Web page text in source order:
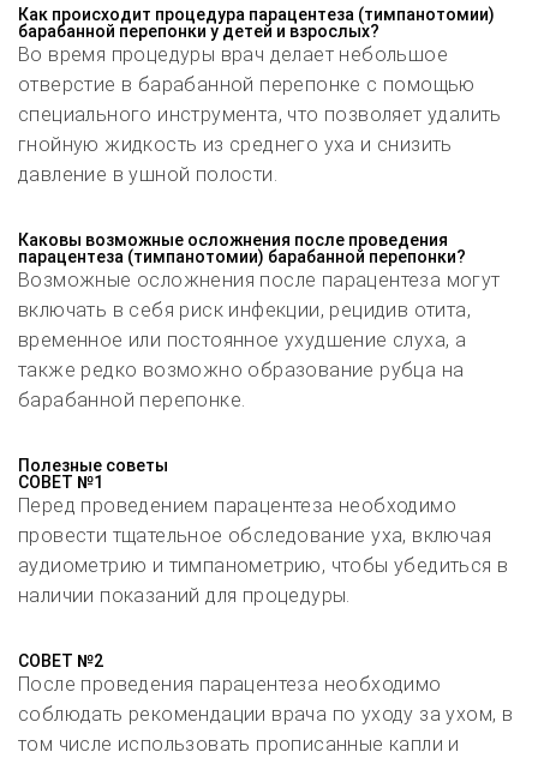
Как происходит процедура парацентеза (тимпанотомии)
барабанной перепонки у детей и взрослых?
Во время процедуры врач делает небольшое
отверстие в барабанной перепонке с помощью
специального инструмента, что позволяет удалить
гнойную жидкость из среднего уха и снизить
давление в ушной полости.
Каковы возможные осложнения после проведения
парацентеза (тимпанотомии) барабанной перепонки?
Возможные осложнения после парацентеза могут
включать в себя риск инфекции, рецидив отита,
временное или постоянное ухудшение слуха, а
также редко возможно образование рубца на
барабанной перепонке.
Полезные советы
СОВЕТ №1
Перед проведением парацентеза необходимо
провести тщательное обследование уха, включая
аудиометрию и тимпанометрию, чтобы убедиться в
наличии показаний для процедуры.
СОВЕТ №2
После проведения парацентеза необходимо
соблюдать рекомендации врача по уходу за ухом, в
том числе использовать прописанные капли и